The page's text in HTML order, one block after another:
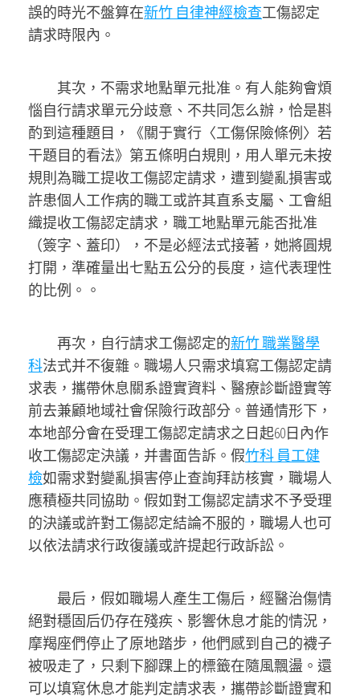
誤的時光不盤算在新竹 自律神經檢查工傷認定
請求時限內。
其次，不需求地點單元批准。有人能夠會煩
惱自行請求單元分歧意、不共同怎么辦，恰是斟
酌到這種題目，《關于實行〈工傷保險條例〉若
干題目的看法》第五條明白規則，用人單元未按
規則為職工提收工傷認定請求，遭到變亂損害或
許患個人工作病的職工或許其直系支屬、工會組
織提收工傷認定請求，職工地點單元能否批准
（簽字、蓋印），不是必經法式接著，她將圓規
打開，準確量出七點五公分的長度，這代表理性
的比例。。
再次，自行請求工傷認定的新竹 職業醫學
科法式并不復雜。職場人只需求填寫工傷認定請
求表，攜帶休息關系證實資料、醫療診斷證實等
前去兼顧地域社會保險行政部分。普通情形下，
本地部分會在受理工傷認定請求之日起60日內作
收工傷認定決議，并書面告訴。假竹科 員工健
檢如需求對變亂損害停止查詢拜訪核實，職場人
應積極共同協助。假如對工傷認定請求不予受理
的決議或許對工傷認定結論不服的，職場人也可
以依法請求行政復議或許提起行政訴訟。
最后，假如職場人產生工傷后，經醫治傷情
絕對穩固后仍存在殘疾、影響休息才能的情況，
摩羯座們停止了原地踏步，他們感到自己的襪子
被吸走了，只剩下腳踝上的標籤在隨風飄盪。還
可以填寫休息才能判定請求表，攜帶診斷證實和